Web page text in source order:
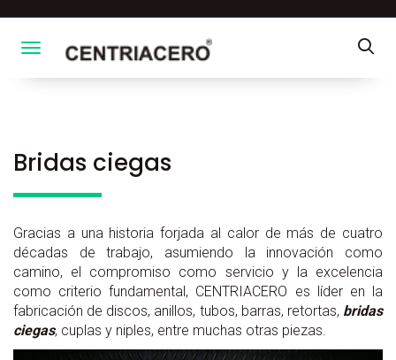
Toggle navigation
Bridas ciegas
Gracias a una historia forjada al calor de más de cuatro
décadas de trabajo, asumiendo la innovación como
camino, el compromiso como servicio y la excelencia
como criterio fundamental, CENTRIACERO es líder en la
fabricación de discos, anillos, tubos, barras, retortas, bridas
ciegas, cuplas y niples, entre muchas otras piezas.